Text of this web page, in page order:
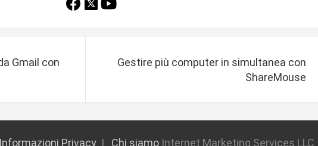
Gmail con
Gestire più computer in simultanea con
ShareMouse
Informazioni Privacy Chi siamo Internet Marketing Services LLC